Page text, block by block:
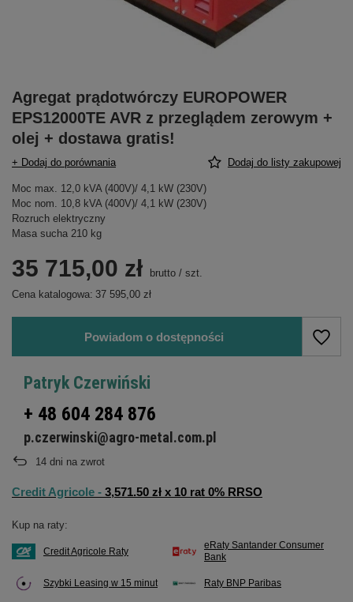
Agregat prądotwórczy EUROPOWER
EPS12000TE AVR z przeglądem zerowym +
olej + dostawa gratis!
+ Dodaj do porównania Dodaj do listy zakupowej
Moc max. 12,0 kVA (400V)/ 4,1 kW (230V)
Moc nom. 10,8 kVA (400V)/ 4,1 kW (230V)
Rozruch elektryczny
Masa sucha 210 kg
35 715,00 zł brutto / szt.
Cena katalogowa: 37 595,00 zł
Powiadom o dostępności
Patryk Czerwiński
+ 48 604 284 876
p.czerwinski@agro-metal.com.pl
14 dni na zwrot
Credit Agricole - 3,571.50 zł x 10 rat 0% RRSO
Kup na raty:
Credit Agricole Raty
eRaty Santander Consumer
Bank
Szybki Leasing w 15 minut Raty BNP Paribas